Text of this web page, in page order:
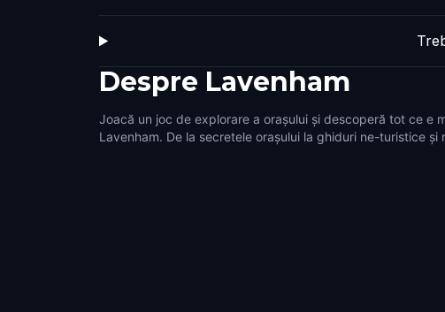
Despre Lavenham
Joacă un joc de explorare a orașului și descoperă tot ce e
Lavenham. De la secretele orașului la ghiduri ne-turistice și